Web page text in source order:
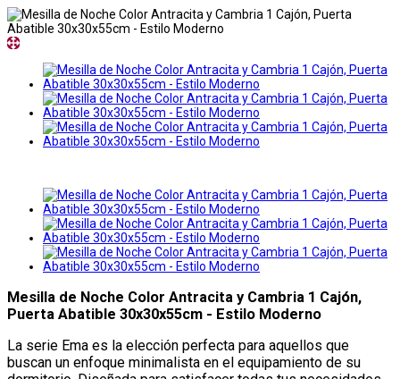
Mesilla de Noche Color Antracita y Cambria 1 Cajón,
Puerta Abatible 30x30x55cm - Estilo Moderno
La serie Ema es la elección perfecta para aquellos que
buscan un enfoque minimalista en el equipamiento de su